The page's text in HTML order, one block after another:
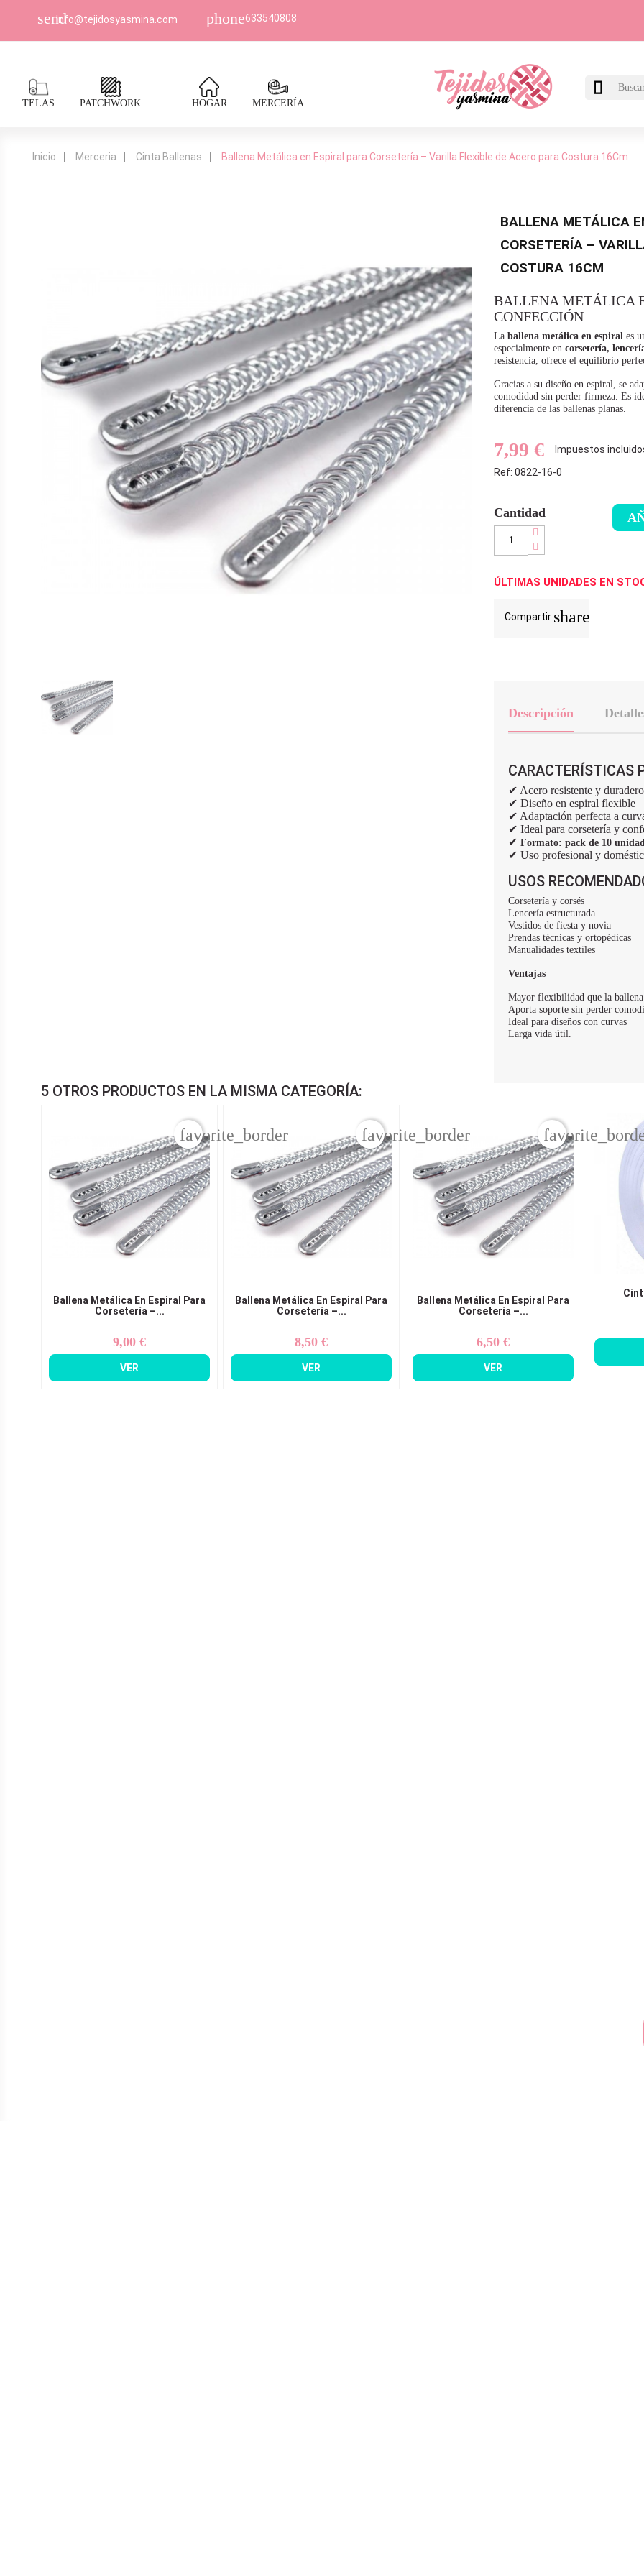
sendInfo@tejidosyasmina.com phone633540808
TELAS PATCHWORK HOGAR MERCERÍA

Inicio Merceria Cinta Ballenas Ballena Metálica en Espiral para Corsetería – Varilla Flexible de Acero para Costura 16Cm
BALLENA METÁLICA
CORSETERÍA –
COSTURA 16CM
BALLENA METÁLICA
CONFECCIÓN
La ballena metálica en espiral es
especialmente en corsetería,
resistencia, ofrece el equilibrio
Gracias a su diseño en espiral, se
comodidad sin perder firmeza. Es
diferencia de las ballenas planas.
7,99 €
Impuestos
Ref: 0822-16-0
Cantidad
ÚLTIMAS UNIDADES EN
Compartir share
Descripción
CARACTERÍSTICAS
✔ Acero resistente y duradero
✔ Diseño en espiral flexible
✔ Adaptación perfecta a
✔ Ideal para corsetería y
✔ Formato: pack de 10
✔ Uso profesional y
USOS
Corsetería y corsés
Lencería estructurada
Vestidos de fiesta y novia
Prendas técnicas y ortopédicas
Manualidades textiles
Ventajas
Mayor flexibilidad que la
Aporta soporte sin perder
Ideal para diseños con curvas
Larga vida útil.
5 OTROS PRODUCTOS EN LA MISMA CATEGORÍA:
Ballena Metálica En Espiral Para
Corsetería –...
Precio
9,00 €
VER
favorite_border
Ballena Metálica En Espiral Para
Corsetería –...
Precio
8,50 €
VER
favorite_border
Ballena Metálica En Espiral Para
Corsetería –...
Precio
6,50 €
VER